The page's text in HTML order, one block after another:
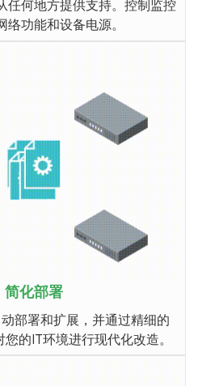
任何地方提供支持。控制监控
络功能和设备电源。
简化部署
部署和扩展，并通过精细的
的IT环境进行现代化改造。